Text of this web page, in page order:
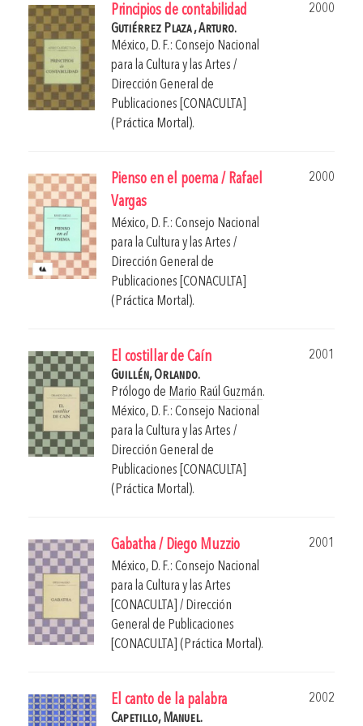
Principios de contabilidad
2000
Gutiérrez Plaza , Arturo.
México, D. F.: Consejo Nacional
para la Cultura y las Artes /
Dirección General de
Publicaciones [CONACULTA]
(Práctica Mortal).
Pienso en el poema / Rafael
Vargas
2000
México, D. F.: Consejo Nacional
para la Cultura y las Artes /
Dirección General de
Publicaciones [CONACULTA]
(Práctica Mortal).
El costillar de Caín
2001
Guillén, Orlando.
Prólogo de Mario Raúl Guzmán.
México, D. F.: Consejo Nacional
para la Cultura y las Artes /
Dirección General de
Publicaciones [CONACULTA]
(Práctica Mortal).
Gabatha / Diego Muzzio
2001
México, D. F.: Consejo Nacional
para la Cultura y las Artes
[CONACULTA] / Dirección
General de Publicaciones
[CONACULTA] (Práctica Mortal).
El canto de la palabra
2002
Capetillo, Manuel.